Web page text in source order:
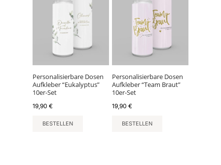
Personalisierbare Dosen
Aufkleber “Eukalyptus”
10er-Set
19,90 €
BESTELLEN
Personalisierbare Dosen
Aufkleber “Team Braut”
10er-Set
19,90€
BESTELLEN